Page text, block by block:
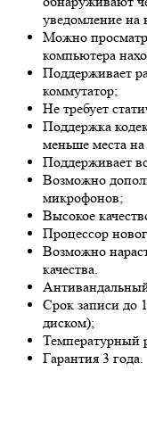
уведомление на
Можно
компьютера
Поддерживает
коммутатор;
Не требует
Поддержка
меньше места
Поддерживает
Возможно
микрофонов;
Высокое
Процессор
Возможно
качества.
Срок записи до
диском);
Температурный
Гарантия 3 года.